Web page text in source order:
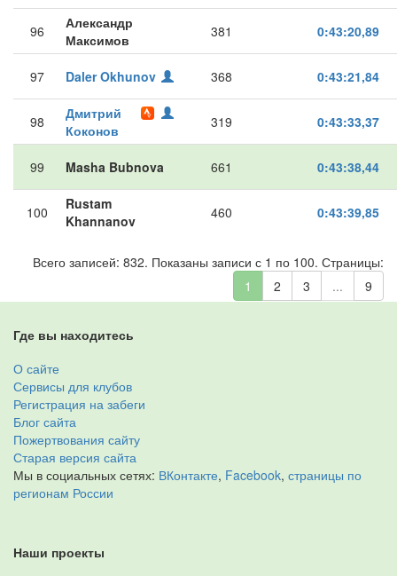
96
Александр
Максимов
381 0:43:20,89
97 Daler Okhunov 368 0:43:21,84
98
Дмитрий
Коконов
319 0:43:33,37
99 Masha Bubnova 661 0:43:38,44
100
Rustam
Khannanov
460 0:43:39,85
Всего записей: 832. Показаны записи с 1 по 100. Страницы:
1
2 3 ... 9
Где вы находитесь
О сайте
Сервисы для клубов
Регистрация на забеги
Блог сайта
Пожертвования сайту
Старая версия сайта
Мы в социальных сетях: ВКонтакте, Facebook, страницы по
регионам России
Наши проекты